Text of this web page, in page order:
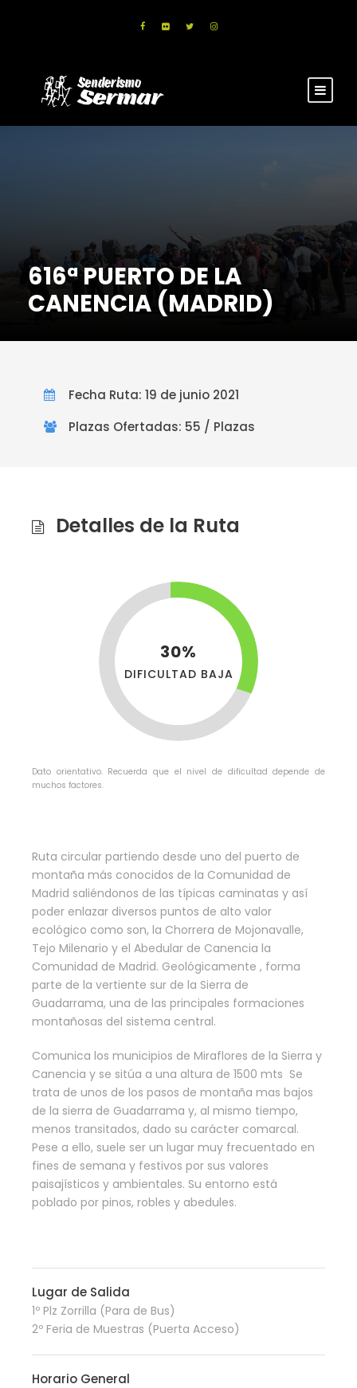
616ª PUERTO DE LA
CANENCIA (MADRID)
Fecha Ruta: 19 de junio 2021
Plazas Ofertadas: 55 / Plazas
Detalles de la Ruta
30%
DIFICULTAD BAJA
Dato orientativo. Recuerda que el nivel de dificultad depende de
muchos factores.
Ruta circular partiendo desde uno del puerto de
montaña más conocidos de la Comunidad de
Madrid saliéndonos de las típicas caminatas y así
poder enlazar diversos puntos de alto valor
ecológico como son, la Chorrera de Mojonavalle,
Tejo Milenario y el Abedular de Canencia la
Comunidad de Madrid. Geológicamente , forma
parte de la vertiente sur de la Sierra de
Guadarrama, una de las principales formaciones
montañosas del sistema central.
Comunica los municipios de Miraflores de la Sierra y
Canencia y se sitúa a una altura de 1500 mts Se
trata de unos de los pasos de montaña mas bajos
de la sierra de Guadarrama y, al mismo tiempo,
menos transitados, dado su carácter comarcal.
Pese a ello, suele ser un lugar muy frecuentado en
fines de semana y festivos por sus valores
paisajísticos y ambientales. Su entorno está
poblado por pinos, robles y abedules.
Lugar de Salida
1º Plz Zorrilla (Para de Bus)
2º Feria de Muestras (Puerta Acceso)
Horario General